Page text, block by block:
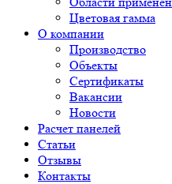
Цветовая гамма
О компании
Производство
Объекты
Сертификаты
Вакансии
Новости
Расчет панелей
Статьи
Отзывы
Контакты